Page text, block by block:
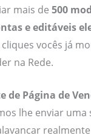
mais de 500
e editáveis
vocês já
na Rede.
de Página de
lhe enviar uma